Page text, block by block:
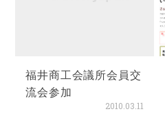
福井商工会議所会員交
流会参加
2010.03.11